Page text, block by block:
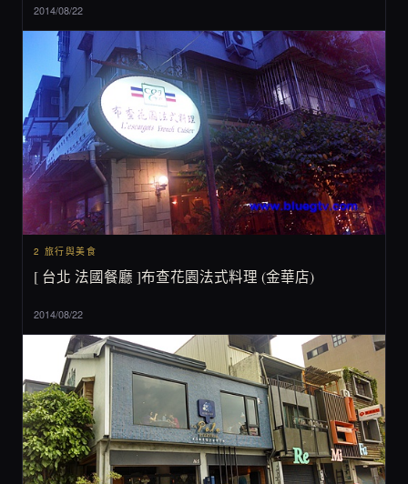
2014/08/22
2 旅行與美食
[ 台北 法國餐廳 ]布查花園法式料理 (金華店)
2014/08/22